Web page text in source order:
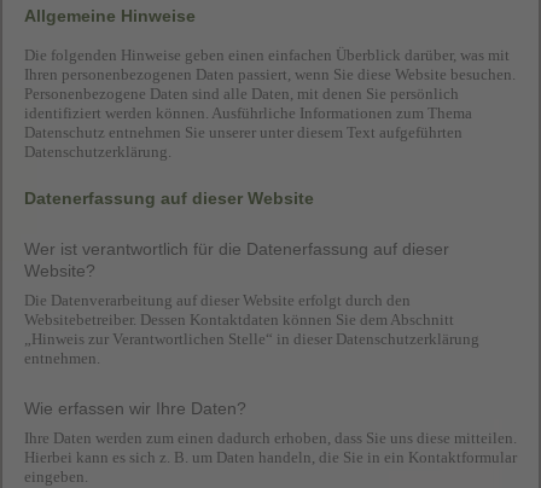
Allgemeine Hinweise
Die folgenden Hinweise geben einen einfachen Überblick darüber, was mit
Ihren personenbezogenen Daten passiert, wenn Sie diese Website besuchen.
Personenbezogene Daten sind alle Daten, mit denen Sie persönlich
identifiziert werden können. Ausführliche Informationen zum Thema
Datenschutz entnehmen Sie unserer unter diesem Text aufgeführten
Datenschutzerklärung.
Datenerfassung auf dieser Website
Wer ist verantwortlich für die Datenerfassung auf dieser
Website?
Die Datenverarbeitung auf dieser Website erfolgt durch den
Websitebetreiber. Dessen Kontaktdaten können Sie dem Abschnitt
„Hinweis zur Verantwortlichen Stelle“ in dieser Datenschutzerklärung
entnehmen.
Wie erfassen wir Ihre Daten?
Ihre Daten werden zum einen dadurch erhoben, dass Sie uns diese mitteilen.
Hierbei kann es sich z. B. um Daten handeln, die Sie in ein Kontaktformular
eingeben.